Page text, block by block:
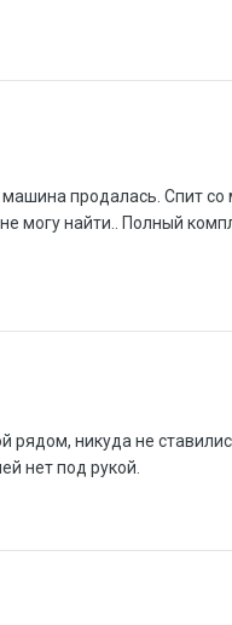
продалась. Спит
могу найти.. Полный
рядом, никуда не
нет под рукой.